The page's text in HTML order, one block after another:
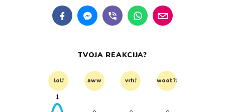
TVOJA REAKCIJA?
lol! aww vrh! woot?!
1